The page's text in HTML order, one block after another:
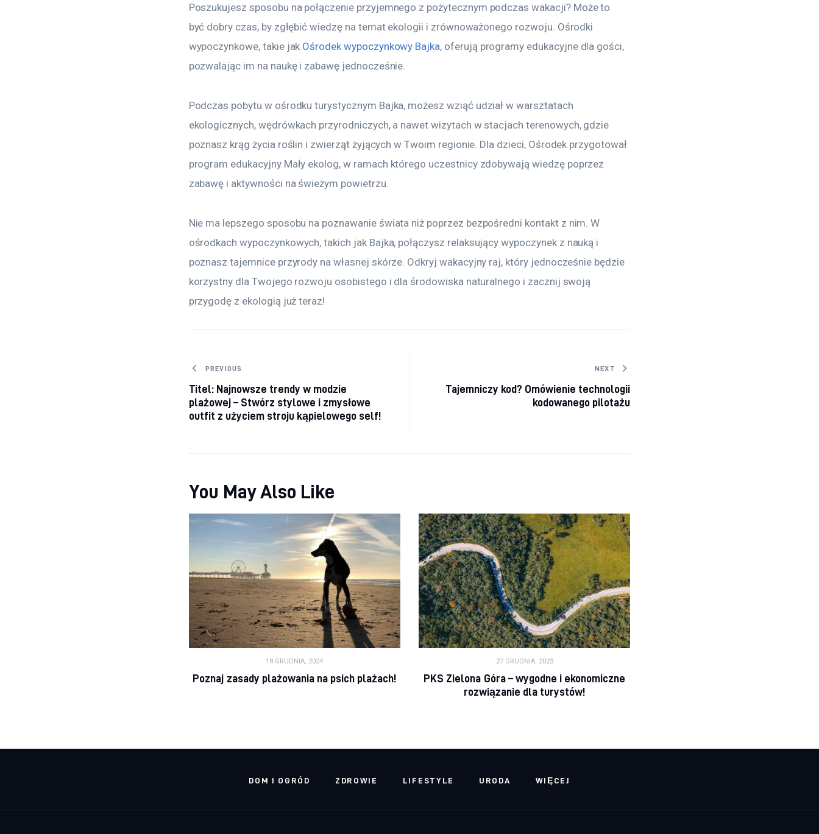
Poszukujesz sposobu na połączenie przyjemnego z pożytecznym podczas wakacji? Może to
być dobry czas, by zgłębić wiedzę na temat ekologii i zrównoważonego rozwoju. Ośrodki
wypoczynkowe, takie jak Ośrodek wypoczynkowy Bajka, oferują programy edukacyjne dla gości,
pozwalając im na naukę i zabawę jednocześnie.
Podczas pobytu w ośrodku turystycznym Bajka, możesz wziąć udział w warsztatach
ekologicznych, wędrówkach przyrodniczych, a nawet wizytach w stacjach terenowych, gdzie
poznasz krąg życia roślin i zwierząt żyjących w Twoim regionie. Dla dzieci, Ośrodek przygotował
program edukacyjny Mały ekolog, w ramach którego uczestnicy zdobywają wiedzę poprzez
zabawę i aktywności na świeżym powietrzu.
Nie ma lepszego sposobu na poznawanie świata niż poprzez bezpośredni kontakt z nim. W
ośrodkach wypoczynkowych, takich jak Bajka, połączysz relaksujący wypoczynek z nauką i
poznasz tajemnice przyrody na własnej skórze. Odkryj wakacyjny raj, który jednocześnie będzie
korzystny dla Twojego rozwoju osobistego i dla środowiska naturalnego i zacznij swoją
przygodę z ekologią już teraz!
Nawigacja wpisu
PREVIOUS
Titel: Najnowsze trendy w modzie
plażowej – Stwórz stylowe i zmysłowe
outfit z użyciem stroju kąpielowego self!
NEXT
Tajemniczy kod? Omówienie technologii
kodowanego pilotażu
You May Also Like
18 GRUDNIA, 2024
Poznaj zasady plażowania na psich plażach!
27 GRUDNIA, 2023
PKS Zielona Góra – wygodne i ekonomiczne
rozwiązanie dla turystów!
DOM I OGRÓD ZDROWIE LIFESTYLE URODA WIĘCEJ